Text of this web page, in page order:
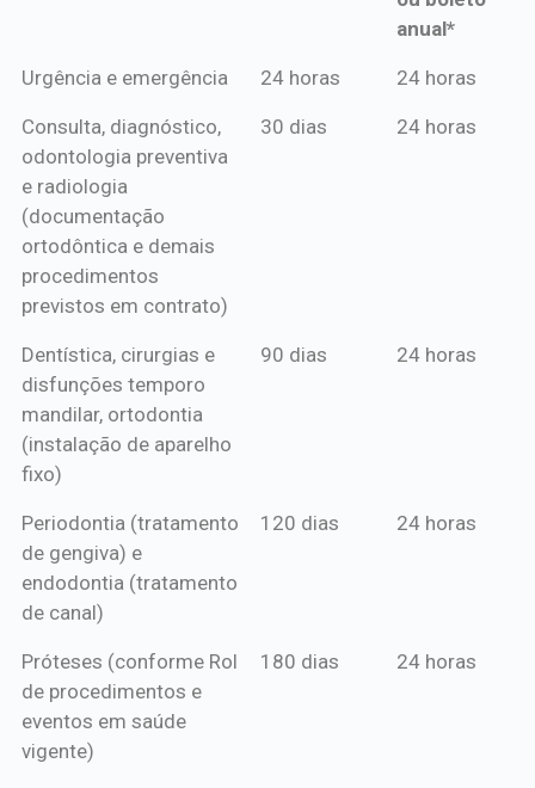
anual*
*Procedimentos Amil
*Pagamento
mensal*
*Pagamento
de crédito
Urgência e emergência 24 horas 24 horas
Consulta, diagnóstico,
odontologia preventiva
e radiologia
(documentação
ortodôntica e demais
procedimentos
previstos em contrato)
30 dias 24 horas
Dentística, cirurgias e
disfunções temporo
mandilar, ortodontia
(instalação de aparelho
fixo)
90 dias 24 horas
Periodontia (tratamento
de gengiva) e
endodontia (tratamento
de canal)
120 dias 24 horas
Próteses (conforme Rol
de procedimentos e
eventos em saúde
vigente)
180 dias 24 horas